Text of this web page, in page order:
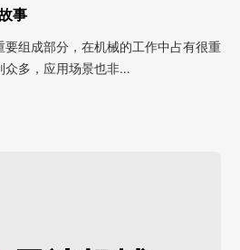
事
组成部分，在机械的工作中占有很重
众多，应用场景也非…